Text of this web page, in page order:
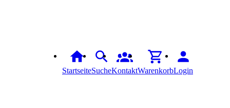
StartseiteSucheKontaktWarenkorbLogin